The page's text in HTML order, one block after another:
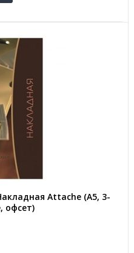
Attache (A5, 3-
офсет)